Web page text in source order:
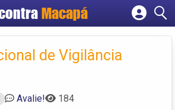
Macapá
Cadastrar empresa
Criar conta
de Vigilância
Avalie! 184